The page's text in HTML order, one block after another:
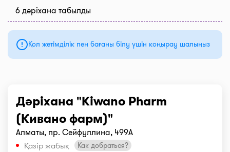
6 дәріхана табылды
Қол жетімділік пен бағаны білу үшін қоңырау шалыңыз
Дәріхана "Kiwano Pharm
(Кивано фарм)"
Алматы, пр. Сейфуллина, 499А
Қазір жабық
Как добраться?